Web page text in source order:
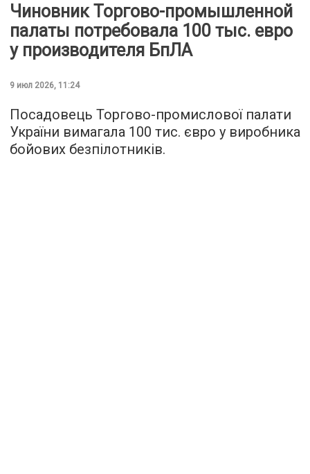
Чиновник Торгово-промышленной
палаты потребовала 100 тыс. евро
у производителя БпЛА
9 июл 2026, 11:24
Посадовець Торгово-промислової палати
України вимагала 100 тис. євро у виробника
бойових безпілотників.